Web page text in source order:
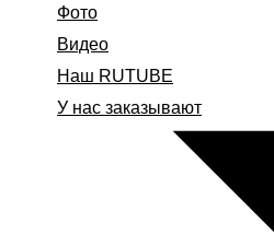
Фото
Видео
Наш RUTUBE
У нас заказывают